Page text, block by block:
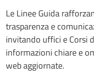
Le Linee Guida
trasparenza e
invitando uffici e Corsi
informazioni chiare e
web aggiornate.